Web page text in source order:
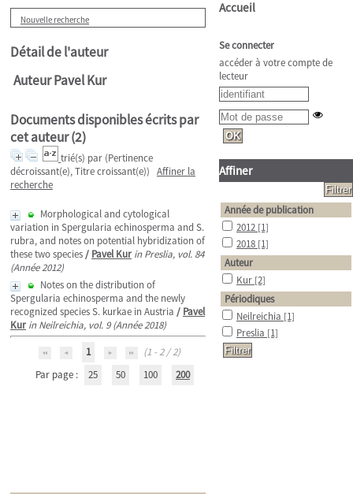
Nouvelle recherche
Détail de l'auteur
Auteur Pavel Kur
Documents disponibles écrits par
cet auteur (2)
trié(s) par (Pertinence
décroissant(e), Titre croissant(e)) Affiner la
recherche
Morphological and cytological
variation in Spergularia echinosperma and S.
rubra, and notes on potential hybridization of
these two species/ Pavel Kur in Preslia, vol. 84
(Année 2012)
Notes on the distribution of
Spergularia echinosperma and the newly
recognized species S. kurkae in Austria / Pavel
Kur in Neilreichia, vol. 9 (Année 2018)
1
(1 - 2 / 2)
Par page :
25 50 100 200
Accueil
Se connecter
accéder à votre compte de
lecteur
Affiner
Année de publication
2012 [1]
2018 [1]
Auteur
Kur [2]
Périodiques
Neilreichia [1]
Preslia [1]